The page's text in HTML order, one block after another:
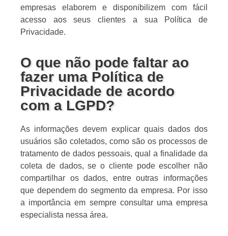
empresas elaborem e disponibilizem com fácil
acesso aos seus clientes a sua Política de
Privacidade.
O que não pode faltar ao
fazer uma Política de
Privacidade de acordo
com a LGPD?
As informações devem explicar quais dados dos
usuários são coletados, como são os processos de
tratamento de dados pessoais, qual a finalidade da
coleta de dados, se o cliente pode escolher não
compartilhar os dados, entre outras informações
que dependem do segmento da empresa. Por isso
a importância em sempre consultar uma empresa
especialista nessa área.